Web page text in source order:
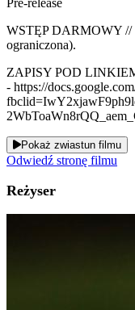
WSTĘP DARMOWY
ograniczona).
ZAPISY POD
- https://
Pokaż zwiastun filmu
Odwiedź stronę filmu
Reżyser